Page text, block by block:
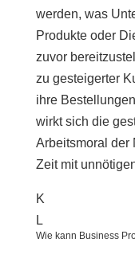
werden, was
Produkte oder
zuvor
zu gesteigerter
ihre
wirkt sich die
Arbeitsmoral der
Zeit mit
K
L
Wie kann Business